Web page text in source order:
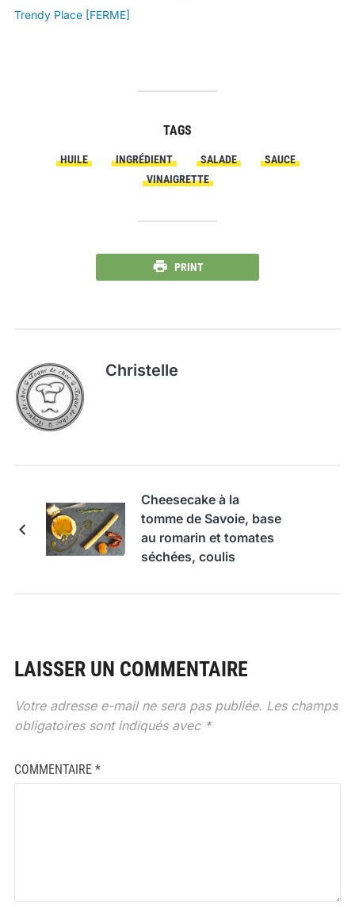
Trendy Place [FERME]
TAGS
HUILE INGRÉDIENT SALADE
SAUCE
VINAIGRETTE
PRINT
Christelle
Cheesecake à la
tomme de Savoie, base
au romarin et tomates
séchées, coulis
LAISSER UN COMMENTAIRE
Votre adresse e-mail ne sera pas publiée. Les champs
obligatoires sont indiqués avec *
COMMENTAIRE *